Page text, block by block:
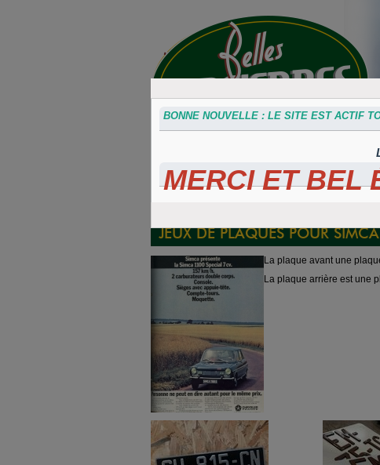
Accessoires
divers
Plaques 3D
Maillefaud et
Plaques
immatriculation
BONNE NOUVELLE : LE SITE EST ACTIF
MERCI ET BEL
JEUX DE PLAQUES POUR
La plaque avant une
La plaque arrière est une